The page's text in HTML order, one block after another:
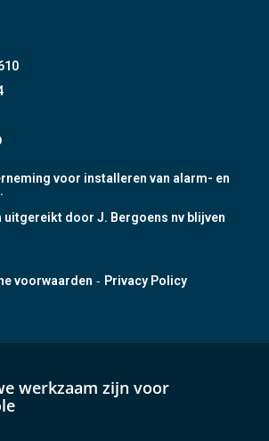
voor installeren van alarm- en
uitgereikt door J. Bergoens nv blijven
voorwaarden - Privacy Policy
werkzaam zijn voor